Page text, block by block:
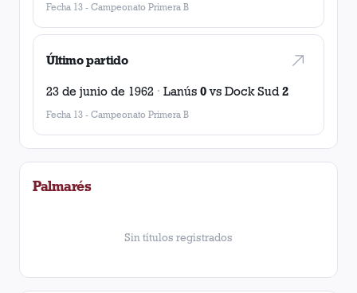
Fecha 13 - Campeonato Primera B
Último partido
23 de junio de 1962 · Lanús 0vs Dock Sud 2
Fecha 13 - Campeonato Primera B
Palmarés
Sin títulos registrados